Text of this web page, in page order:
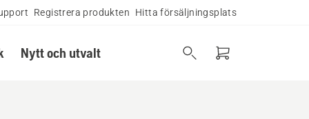
Registrera produkten Hitta försäljningsplats
Nytt och utvalt